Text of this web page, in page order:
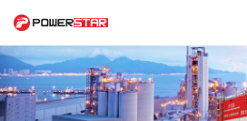
pada Layanan Truk Pemadam
English